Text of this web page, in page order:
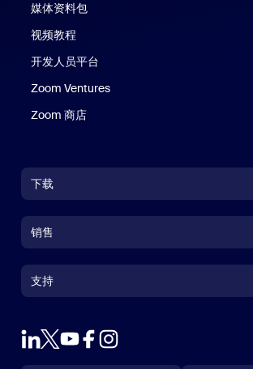
媒体资料包
视频教程
开发人员平台
Zoom Ventures
Zoom 商店
下载
Zoom Rooms 应用Zoom Rooms 应用
Zoom Rooms Controller
Outlook 插件
销售
联系销售人员
申请演示
支持
支持
账户